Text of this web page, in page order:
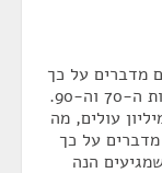
מדברים על כך
שיש קהל גדול בארץ שהגיע בעלייה של שנות ה-70 וה-90.
עולים, מה
על כך
הנה